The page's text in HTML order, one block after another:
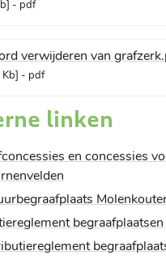
pdf
verwijderen van
pdf
linken
en concessies
begraafplaatsen